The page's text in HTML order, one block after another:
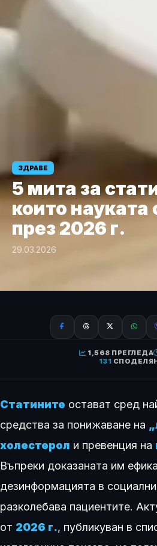
ЗДРАВЕ
5 мита за
които науката
през 2026 г.
29.03.2026
1,568 ПРЕГЛЕДА
131
Статините остават сред
средства за понижаване на
холестерол и превенция на
Въпреки доказаната им
дезинформацията в
разколебава пациентите.
от 2026 г., публикуван в